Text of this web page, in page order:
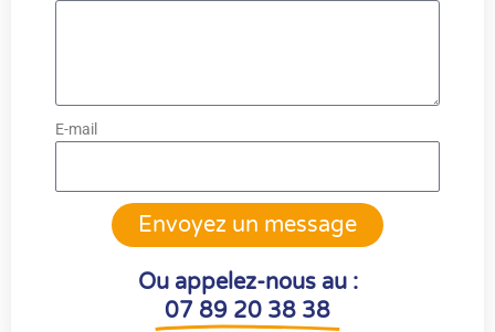
E-mail
Envoyez un message
Ou appelez-nous au :
07 89 20 38 38